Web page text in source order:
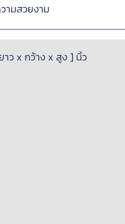
ามสวยงาม
ว x กว้าง x สูง ] นิ้ว